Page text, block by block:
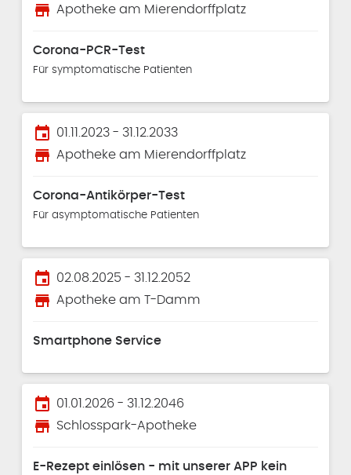
store Apotheke am Mierendorffplatz
Corona-PCR-Test
Für symptomatische Patienten
event 01.11.2023 - 31.12.2033
store Apotheke am Mierendorffplatz
Corona-Antikörper-Test
Für asymptomatische Patienten
event 02.08.2025 - 31.12.2052
store Apotheke am T-Damm
Smartphone Service
event 01.01.2026 - 31.12.2046
store Schlosspark-Apotheke
E-Rezept einlösen - mit unserer APP kein